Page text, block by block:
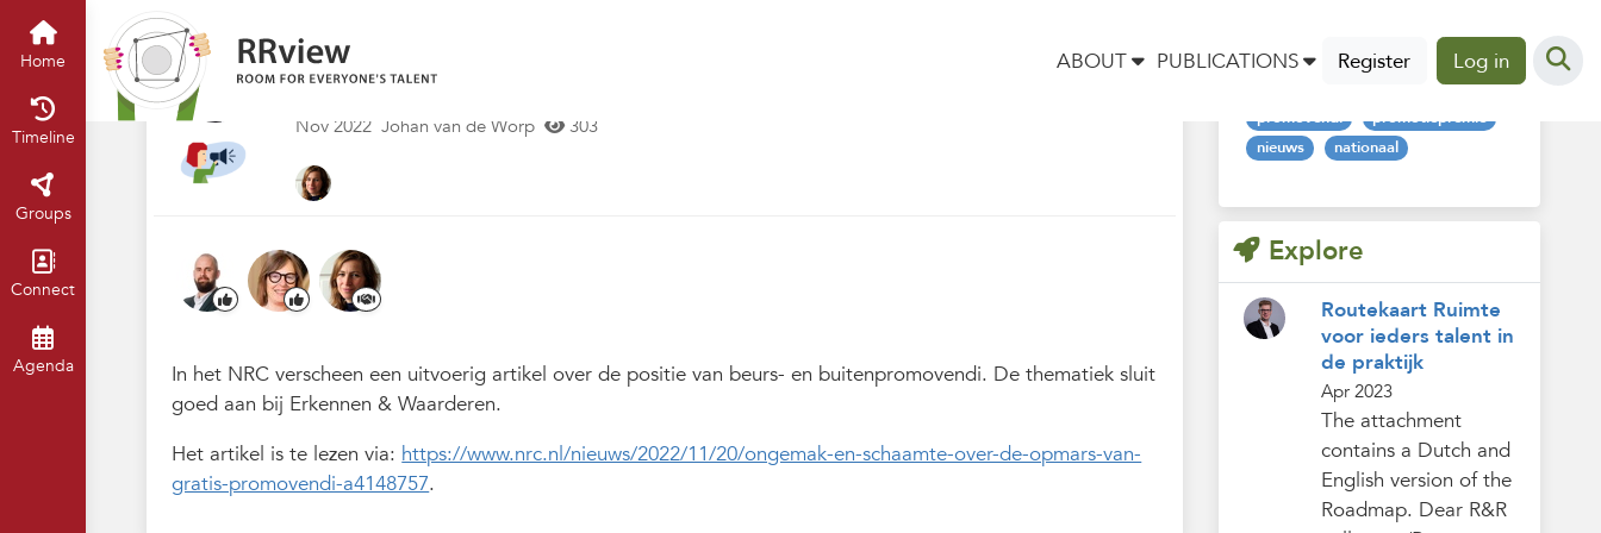
ABOUT PUBLICATIONS Register Log in
Home
Timeline
Groups
Connect
Agenda
'Ongemak en schaamte over de opmars van gratis
promovendi'
Nov 2022 Johan van de Worp 303
In het NRC verscheen een uitvoerig artikel over de positie van beurs- en buitenpromovendi. De thematiek sluit
goed aan bij Erkennen & Waarderen.
Het artikel is te lezen via: https://www.nrc.nl/nieuws/2022/11/20/ongemak-en-schaamte-over-de-opmars-van-
gratis-promovendi-a4148757.
Tags
promovendi
promotiepremie
nieuws
nationaal
Explore
Routekaart Ruimte
voor ieders talent in
de praktijk
Apr 2023
The attachment
contains a Dutch and
English version of the
Roadmap. Dear R&R